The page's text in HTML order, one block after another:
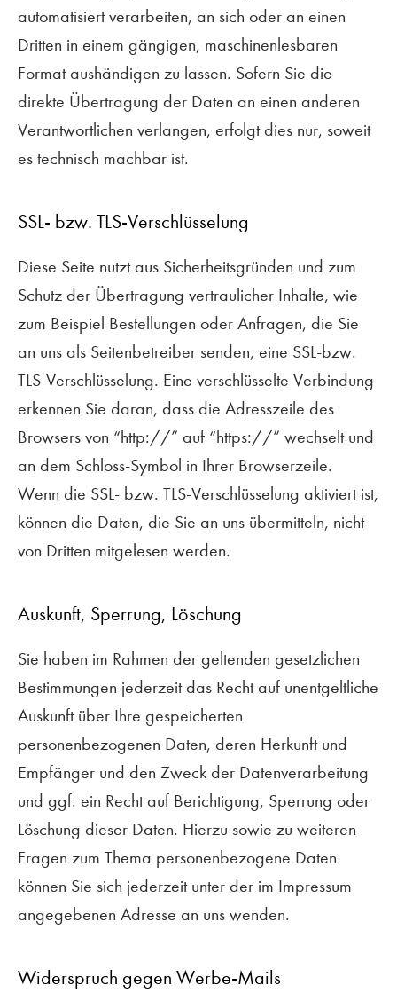
automatisiert verarbeiten, an sich oder an einen
Dritten in einem gängigen, maschinenlesbaren
Format aushändigen zu lassen. Sofern Sie die
direkte Übertragung der Daten an einen anderen
Verantwortlichen verlangen, erfolgt dies nur, soweit
es technisch machbar ist.
SSL- bzw. TLS-Verschlüsselung
Diese Seite nutzt aus Sicherheitsgründen und zum
Schutz der Übertragung vertraulicher Inhalte, wie
zum Beispiel Bestellungen oder Anfragen, die Sie
an uns als Seitenbetreiber senden, eine SSL-bzw.
TLS-Verschlüsselung. Eine verschlüsselte Verbindung
erkennen Sie daran, dass die Adresszeile des
Browsers von “http://” auf “https://” wechselt und
an dem Schloss-Symbol in Ihrer Browserzeile.
Wenn die SSL- bzw. TLS-Verschlüsselung aktiviert ist,
können die Daten, die Sie an uns übermitteln, nicht
von Dritten mitgelesen werden.
Auskunft, Sperrung, Löschung
Sie haben im Rahmen der geltenden gesetzlichen
Bestimmungen jederzeit das Recht auf unentgeltliche
Auskunft über Ihre gespeicherten
personenbezogenen Daten, deren Herkunft und
Empfänger und den Zweck der Datenverarbeitung
und ggf. ein Recht auf Berichtigung, Sperrung oder
Löschung dieser Daten. Hierzu sowie zu weiteren
Fragen zum Thema personenbezogene Daten
können Sie sich jederzeit unter der im Impressum
angegebenen Adresse an uns wenden.
Widerspruch gegen Werbe-Mails